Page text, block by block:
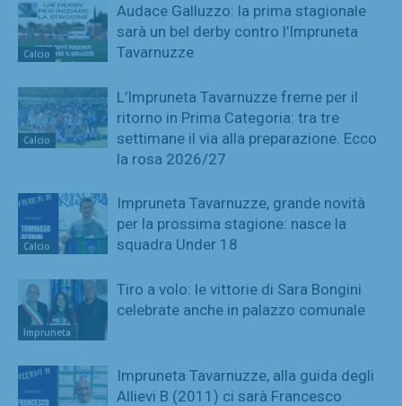
Calcio
Audace Galluzzo: la prima stagionale
sarà un bel derby contro l’Impruneta
Tavarnuzze
Calcio
L’Impruneta Tavarnuzze freme per il
ritorno in Prima Categoria: tra tre
settimane il via alla preparazione. Ecco
la rosa 2026/27
Calcio
Impruneta Tavarnuzze, grande novità
per la prossima stagione: nasce la
squadra Under 18
Impruneta
Tiro a volo: le vittorie di Sara Bongini
celebrate anche in palazzo comunale
Impruneta Tavarnuzze, alla guida degli
Allievi B (2011) ci sarà Francesco